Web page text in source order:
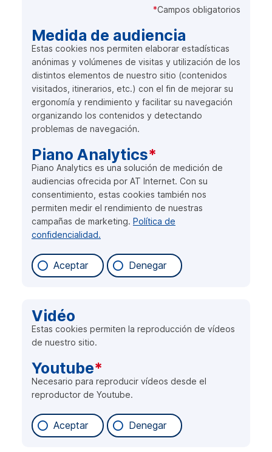
*Campos obligatorios
Medida de audiencia
Estas cookies nos permiten elaborar estadísticas
anónimas y volúmenes de visitas y utilización de los
distintos elementos de nuestro sitio (contenidos
visitados, itinerarios, etc.) con el fin de mejorar su
ergonomía y rendimiento y facilitar su navegación
organizando los contenidos y detectando
problemas de navegación.
Piano Analytics*
Piano Analytics es una solución de medición de
audiencias ofrecida por AT Internet. Con su
consentimiento, estas cookies también nos
permiten medir el rendimiento de nuestras
campañas de marketing. Política de
confidencialidad.
Aceptar Denegar
Vidéo
Estas cookies permiten la reproducción de vídeos
de nuestro sitio.
Youtube*
Necesario para reproducir vídeos desde el
reproductor de Youtube.
Aceptar Denegar